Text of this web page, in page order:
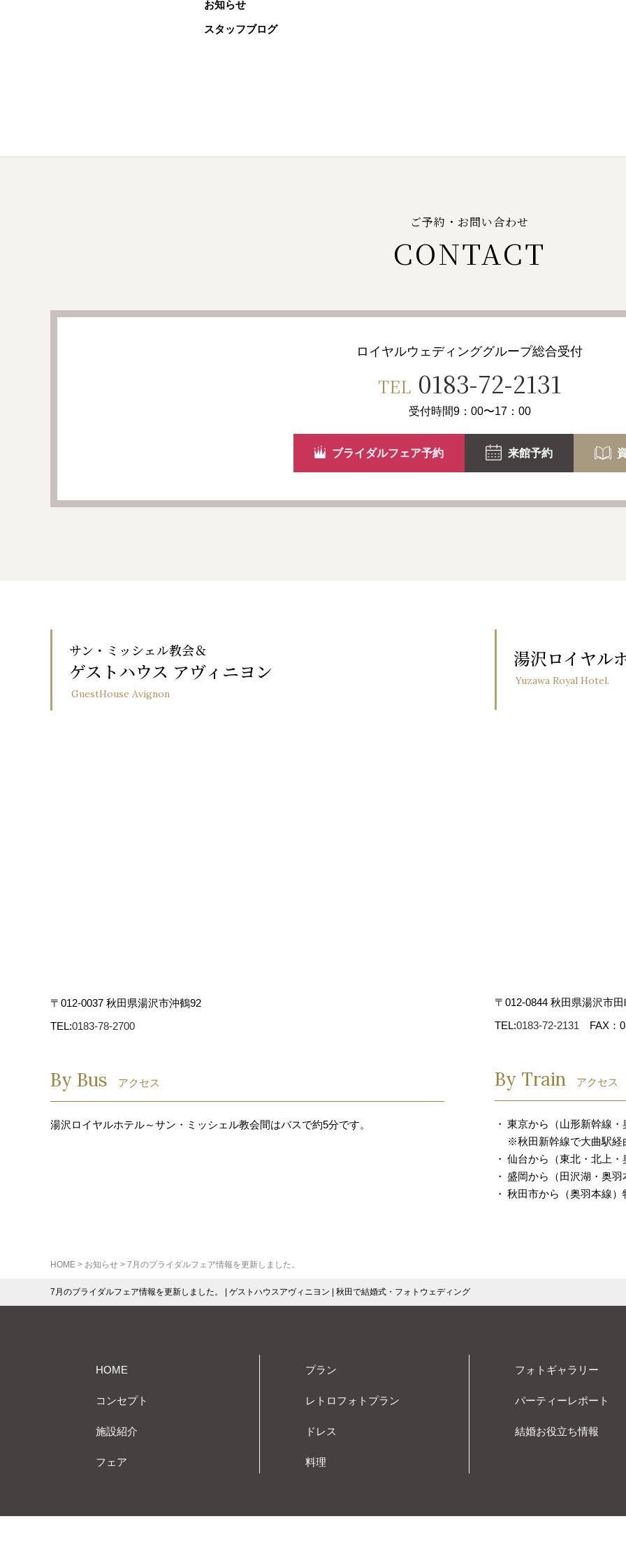
7月のブライダルフェア情報を更新しました。 | ゲストハウスアヴィニヨン | 秋田で結婚式・フォトウェディング
お知らせ
スタッフブログ
ご予約・お問い合わせ
CONTACT
ロイヤルウェディンググループ総合受付
TEL 0183-72-2131
受付時間9：00〜17：00
ブライダルフェア予約 来館予約
サン・ミッシェル教会＆
ゲストハウス アヴィニヨン
GuestHouse Avignon
〒012-0037 秋田県湯沢市沖鶴92
TEL:0183-78-2700
By Bus アクセス
湯沢ロイヤルホテル～サン・ミッシェル教会間はバスで約5分です。
湯沢ロイヤル
Yuzawa Royal Hotel.
〒012-0844 秋田県湯沢市
TEL:0183-72-2131 FAX：
By Train アクセス
東京から（山形新幹線
※秋田新幹線で大曲駅経
仙台から（東北・北上
盛岡から（田沢湖・奥
秋田市から（奥羽本線
HOME > お知らせ > 7月のブライダルフェア情報を更新しました。
HOME
コンセプト
施設紹介
フェア
プラン
レトロフォトプラン
ドレス
料理
フォトギャラリー
パーティーレポート
結婚お役立ち情報